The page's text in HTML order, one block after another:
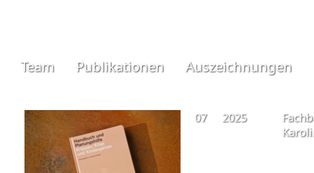
Team Publikationen Auszeichnungen
07 2025